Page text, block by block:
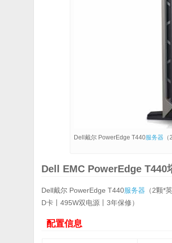
Dell戴尔 PowerEdge T440服务器
Dell EMC PowerEdge T440
Dell戴尔 PowerEdge T440服务器 （2颗*
D卡丨495W双电源丨3年保修）
配置信息